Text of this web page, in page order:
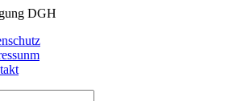
DGH